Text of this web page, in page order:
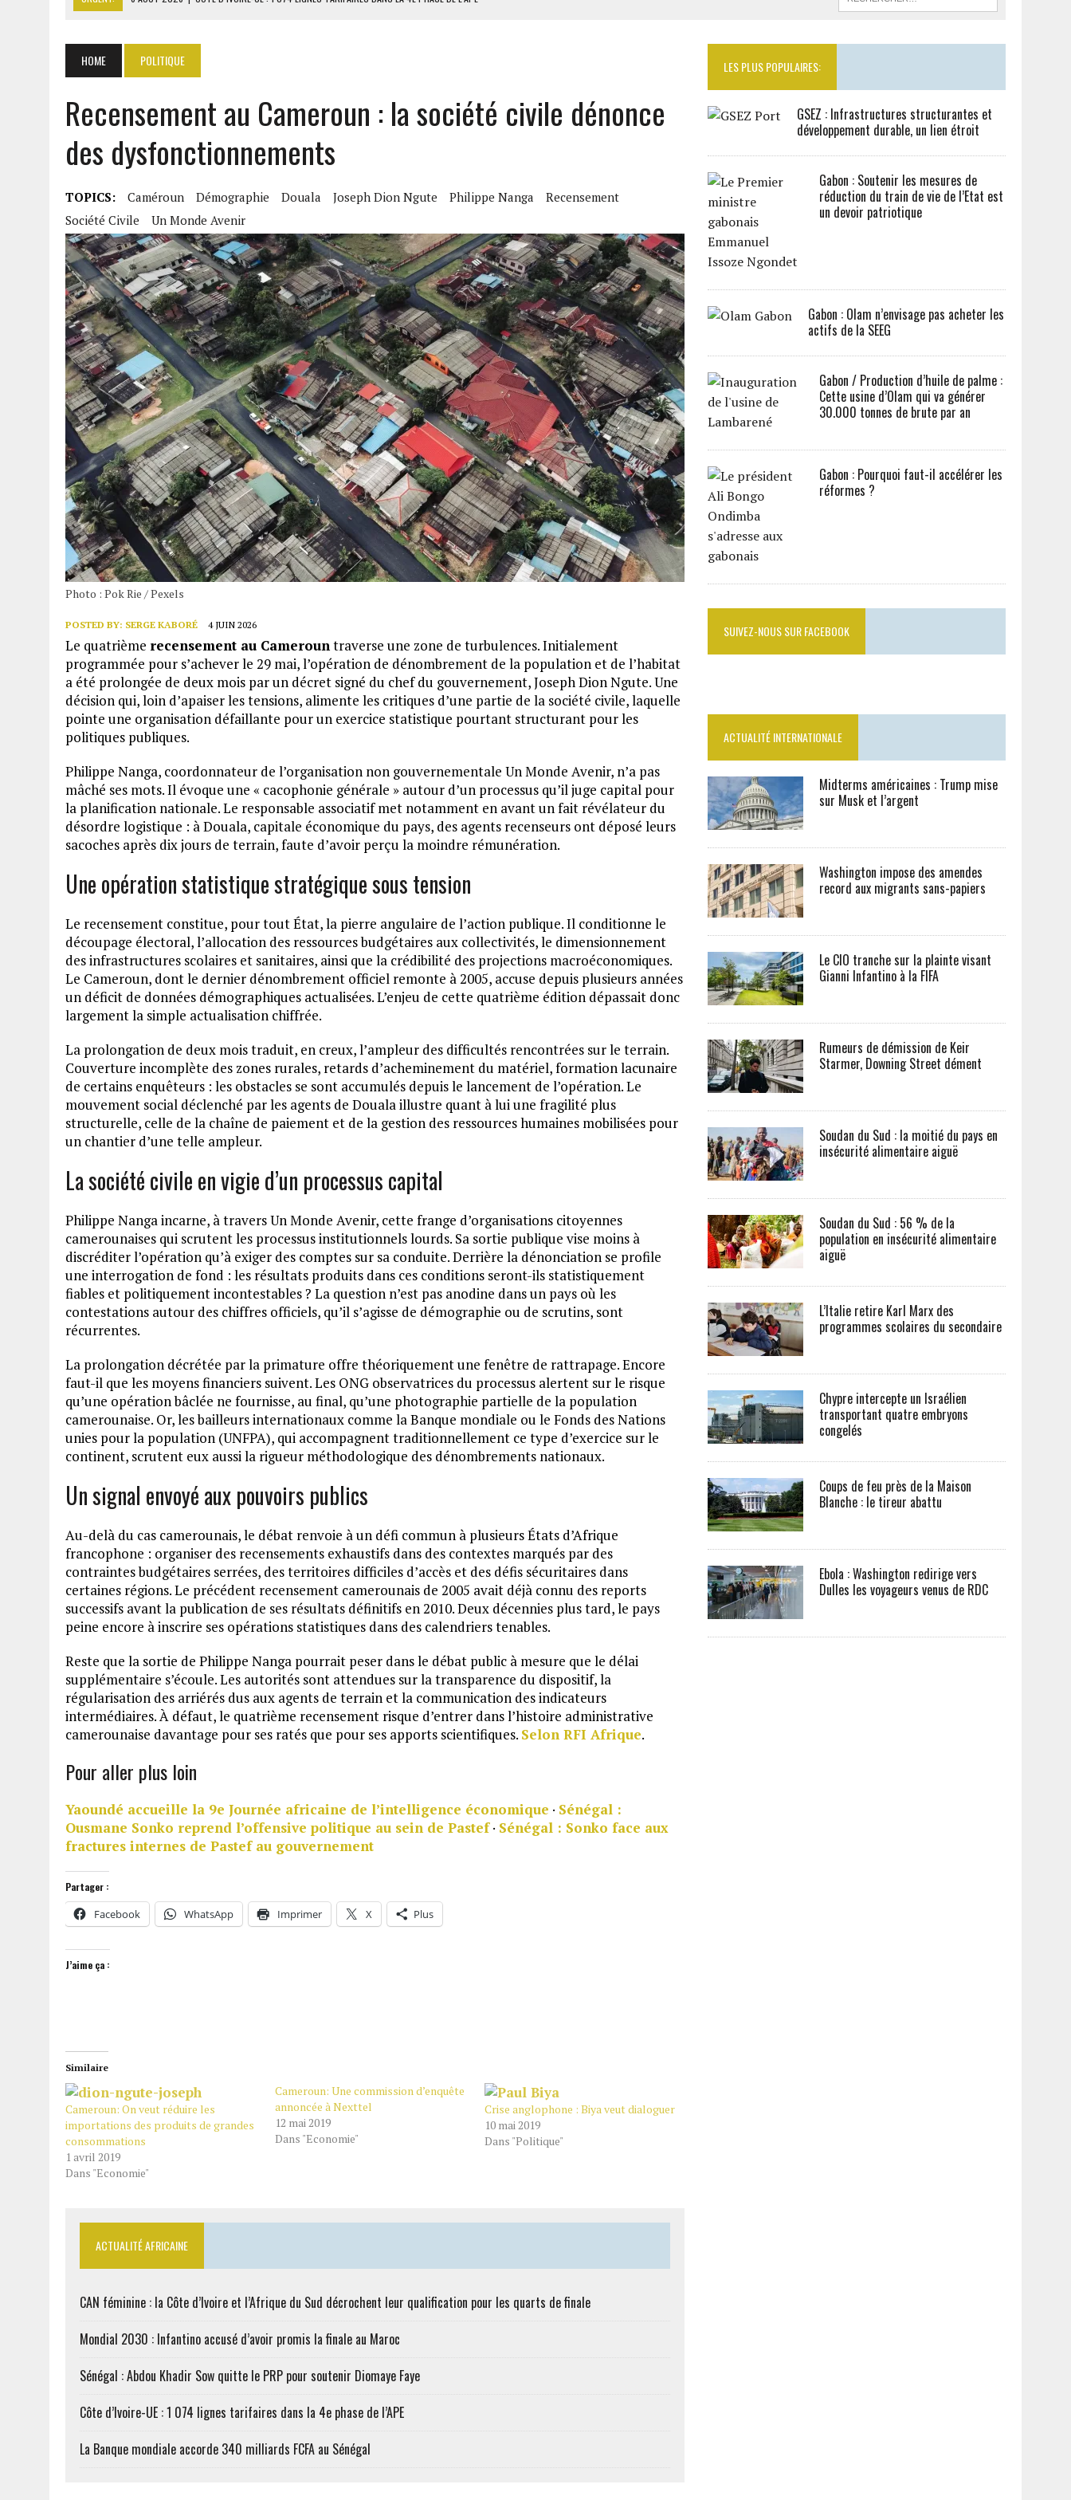
6 AOÛT 2026 | MONDIAL 2030 : INFANTINO ACCUSÉ D’AVOIR PROMIS LA FINALE AU MAROC
SÉNÉGAL : ABDOU KHADIR SOW QUITTE LE PRP POUR SOUTENIR DIOMAYE FAYE
HOME POLITIQUE
Recensement au Cameroun : la société civile dénonce
des dysfonctionnements
TOPICS: Caméroun Démographie Douala Joseph Dion Ngute Philippe Nanga
Recensement
Société Civile
Un Monde Avenir
Photo : Pok Rie / Pexels
POSTED BY: SERGE KABORÉ 4 JUIN 2026
Le quatrième recensement au Camerountraverse une zone de turbulences. Initialement
programmée pour s’achever le 29 mai, l’opération de dénombrement de la population et de l’habitat
a été prolongée de deux mois par un décret signé du chef du gouvernement, Joseph Dion Ngute. Une
décision qui, loin d’apaiser les tensions, alimente les critiques d’une partie de la société civile, laquelle
pointe une organisation défaillante pour un exercice statistique pourtant structurant pour les
politiques publiques.
Philippe Nanga, coordonnateur de l’organisation non gouvernementale Un Monde Avenir, n’a pas
mâché ses mots. Il évoque une « cacophonie générale » autour d’un processus qu’il juge capital pour
la planification nationale. Le responsable associatif met notamment en avant un fait révélateur du
désordre logistique : à Douala, capitale économique du pays, des agents recenseurs ont déposé leurs
sacoches après dix jours de terrain, faute d’avoir perçu la moindre rémunération.
Une opération statistique stratégique sous tension
Le recensement constitue, pour tout État, la pierre angulaire de l’action publique. Il conditionne le
découpage électoral, l’allocation des ressources budgétaires aux collectivités, le dimensionnement
des infrastructures scolaires et sanitaires, ainsi que la crédibilité des projections macroéconomiques.
Le Cameroun, dont le dernier dénombrement officiel remonte à 2005, accuse depuis plusieurs années
un déficit de données démographiques actualisées. L’enjeu de cette quatrième édition dépassait donc
largement la simple actualisation chiffrée.
La prolongation de deux mois traduit, en creux, l’ampleur des difficultés rencontrées sur le terrain.
Couverture incomplète des zones rurales, retards d’acheminement du matériel, formation lacunaire
de certains enquêteurs : les obstacles se sont accumulés depuis le lancement de l’opération. Le
mouvement social déclenché par les agents de Douala illustre quant à lui une fragilité plus
structurelle, celle de la chaîne de paiement et de la gestion des ressources humaines mobilisées pour
un chantier d’une telle ampleur.
La société civile en vigie d’un processus capital
Philippe Nanga incarne, à travers Un Monde Avenir, cette frange d’organisations citoyennes
camerounaises qui scrutent les processus institutionnels lourds. Sa sortie publique vise moins à
discréditer l’opération qu’à exiger des comptes sur sa conduite. Derrière la dénonciation se profile
une interrogation de fond : les résultats produits dans ces conditions seront-ils statistiquement
fiables et politiquement incontestables ? La question n’est pas anodine dans un pays où les
contestations autour des chiffres officiels, qu’il s’agisse de démographie ou de scrutins, sont
récurrentes.
La prolongation décrétée par la primature offre théoriquement une fenêtre de rattrapage. Encore
faut-il que les moyens financiers suivent. Les ONG observatrices du processus alertent sur le risque
qu’une opération bâclée ne fournisse, au final, qu’une photographie partielle de la population
camerounaise. Or, les bailleurs internationaux comme la Banque mondiale ou le Fonds des Nations
unies pour la population (UNFPA), qui accompagnent traditionnellement ce type d’exercice sur le
continent, scrutent eux aussi la rigueur méthodologique des dénombrements nationaux.
Un signal envoyé aux pouvoirs publics
Au-delà du cas camerounais, le débat renvoie à un défi commun à plusieurs États d’Afrique
francophone : organiser des recensements exhaustifs dans des contextes marqués par des
contraintes budgétaires serrées, des territoires difficiles d’accès et des défis sécuritaires dans
certaines régions. Le précédent recensement camerounais de 2005 avait déjà connu des reports
successifs avant la publication de ses résultats définitifs en 2010. Deux décennies plus tard, le pays
peine encore à inscrire ses opérations statistiques dans des calendriers tenables.
Reste que la sortie de Philippe Nanga pourrait peser dans le débat public à mesure que le délai
supplémentaire s’écoule. Les autorités sont attendues sur la transparence du dispositif, la
régularisation des arriérés dus aux agents de terrain et la communication des indicateurs
intermédiaires. À défaut, le quatrième recensement risque d’entrer dans l’histoire administrative
camerounaise davantage pour ses ratés que pour ses apports scientifiques. Selon RFI Afrique.
Pour aller plus loin
Yaoundé accueille la 9e Journée africaine de l’intelligence économique · Sénégal :
Ousmane Sonko reprend l’offensive politique au sein de Pastef· Sénégal : Sonko face aux
fractures internes de Pastef au gouvernement
Partager :
Facebook WhatsApp Imprimer X Plus
J’aime ça :
Similaire
Cameroun : On veut réduire les
importations des produits de grandes
consommations
1 avril 2019
Dans "Economie"
Cameroun: Une commission d’enquête
annoncée à Nexttel
12 mai 2019
Dans "Economie"
Crise anglophone : Biya veut dialoguer
10 mai 2019
Dans "Politique"
ACTUALITÉ AFRICAINE
CAN féminine : la Côte d’Ivoire et l’Afrique du Sud décrochent leur qualification pour les quarts de finale
Mondial 2030 : Infantino accusé d’avoir promis la finale au Maroc
Sénégal : Abdou Khadir Sow quitte le PRP pour soutenir Diomaye Faye
Côte d’Ivoire-UE : 1 074 lignes tarifaires dans la 4e phase de l’APE
La Banque mondiale accorde 340 milliards FCFA au Sénégal
LES PLUS POPULAIRES:
GSEZ : Infrastructures structurantes et
développement durable, un lien étroit
Gabon : Soutenir les mesures de
réduction du train de vie de l’Etat est
un devoir patriotique
Gabon : Olam n’envisage pas acheter les
actifs de la SEEG
Gabon / Production d’huile de palme :
Cette usine d’Olam qui va générer
30.000 tonnes de brute par an
Gabon : Pourquoi faut-il accélérer les
réformes ?
SUIVEZ-NOUS SUR FACEBOOK
ACTUALITÉ INTERNATIONALE
Midterms américaines : Trump mise
sur Musk et l’argent
Washington impose des amendes
record aux migrants sans-papiers
Le CIO tranche sur la plainte visant
Gianni Infantino à la FIFA
Rumeurs de démission de Keir
Starmer, Downing Street dément
Soudan du Sud : la moitié du pays en
insécurité alimentaire aiguë
Soudan du Sud : 56 % de la
population en insécurité alimentaire
aiguë
L’Italie retire Karl Marx des
programmes scolaires du secondaire
Chypre intercepte un Israélien
transportant quatre embryons
congelés
Coups de feu près de la Maison
Blanche : le tireur abattu
Ebola : Washington redirige vers
Dulles les voyageurs venus de RDC